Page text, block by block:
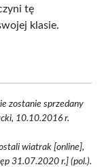
tę
klasie.
zostanie sprzedany
10.10.2016 r.
wiatrak [online],
31.07.2020 r.] (pol.).